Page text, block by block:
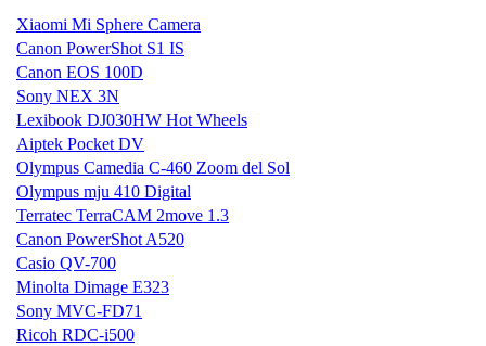
Xiaomi Mi Sphere Camera
Canon PowerShot S1 IS
Canon EOS 100D
Sony NEX 3N
Lexibook DJ030HW Hot Wheels
Aiptek Pocket DV
Olympus Camedia C-460 Zoom del Sol
Olympus mju 410 Digital
Terratec TerraCAM 2move 1.3
Canon PowerShot A520
Casio QV-700
Minolta Dimage E323
Sony MVC-FD71
Ricoh RDC-i500